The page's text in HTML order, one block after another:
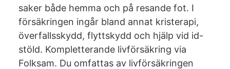
saker både hemma och på resande fot. I
försäkringen ingår bland annat kristerapi,
överfallsskydd, flyttskydd och hjälp vid id-
stöld. Kompletterande livförsäkring via
Folksam. Du omfattas av livförsäkringen